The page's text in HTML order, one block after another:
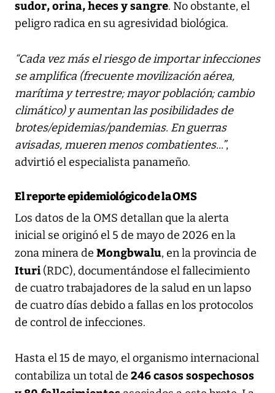
sudor, orina, heces y sangre. No obstante, el
peligro radica en su agresividad biológica.
“Cada vez más el riesgo de importar infecciones
se amplifica (frecuente movilización aérea,
marítima y terrestre; mayor población; cambio
climático) y aumentan las posibilidades de
brotes/epidemias/pandemias. En guerras
avisadas, mueren menos combatientes...”,
advirtió el especialista panameño.
El reporte epidemiológico de la OMS
Los datos de la OMS detallan que la alerta
inicial se originó el 5 de mayo de 2026 en la
zona minera de Mongbwalu, en la provincia de
Ituri (RDC), documentándose el fallecimiento
de cuatro trabajadores de la salud en un lapso
de cuatro días debido a fallas en los protocolos
de control de infecciones.
Hasta el 15 de mayo, el organismo internacional
contabiliza un total de 246 casos sospechosos